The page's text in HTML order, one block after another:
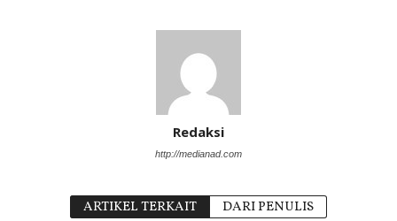
Redaksi
http://medianad.com
ARTIKEL TERKAIT DARI PENULIS